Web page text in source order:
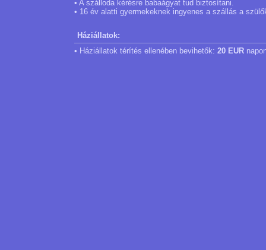
• A szálloda kérésre babaágyat tud biztosítani.
• 16 év alatti gyermekeknek ingyenes a szállás a
Háziállatok:
• Háziállatok térítés ellenében bevihetők: 20 EUR